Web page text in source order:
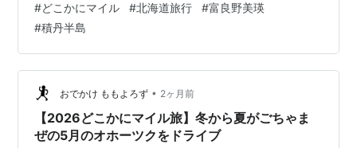
7000マイルを使って、もう一度「どこかにマイル」に挑
戦。 何度も検索して候補に出てきたのは、長崎、鹿児
島、三沢、そして札幌の4つ。 今回の本命は、梅雨のな
い北海道。 とはいえ、当選確率は4分の1。あまり期待し
すぎずに結果を待っていたら、なんと札幌便が当たっ
た。 思わず「やった！」と( ´艸｀)…
#どこかにマイル #北海道旅行 #富良野美瑛
#積丹半島
おでかけ ももよろず • 2ヶ月前
【2026どこかにマイル旅】冬から夏がごちゃま
ぜの5月のオホーツクをドライブ